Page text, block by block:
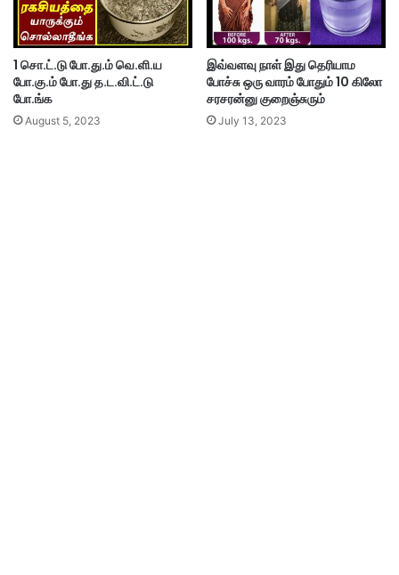
1 சொ.ட்.டு போ.து.ம் வெ.ளி.ய
போ.கு.ம் போ.து த.ட.வி.ட்.டு
போ.ங்க
August 5, 2023
இவ்வளவு நாள் இது தெரியாம
போச்சு ஒரு வாரம் போதும் 10 கிலோ
சரசரன்னு குறைஞ்சுரும்
July 13, 2023